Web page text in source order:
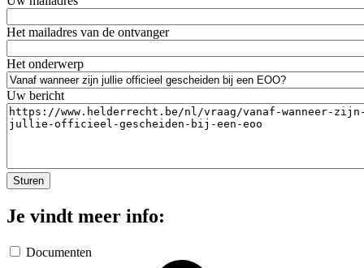
Het mailadres van de ontvanger
Het onderwerp
Uw bericht
Je vindt meer info:
Documenten